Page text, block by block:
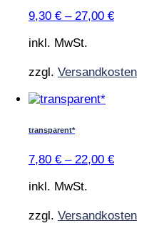
Varianten
können
9,30 € – 27,00 €
inkl. MwSt.
zzgl. Versandkosten
Dieses
Varianten
können
transparent*
7,80 € – 22,00 €
inkl. MwSt.
zzgl. Versandkosten